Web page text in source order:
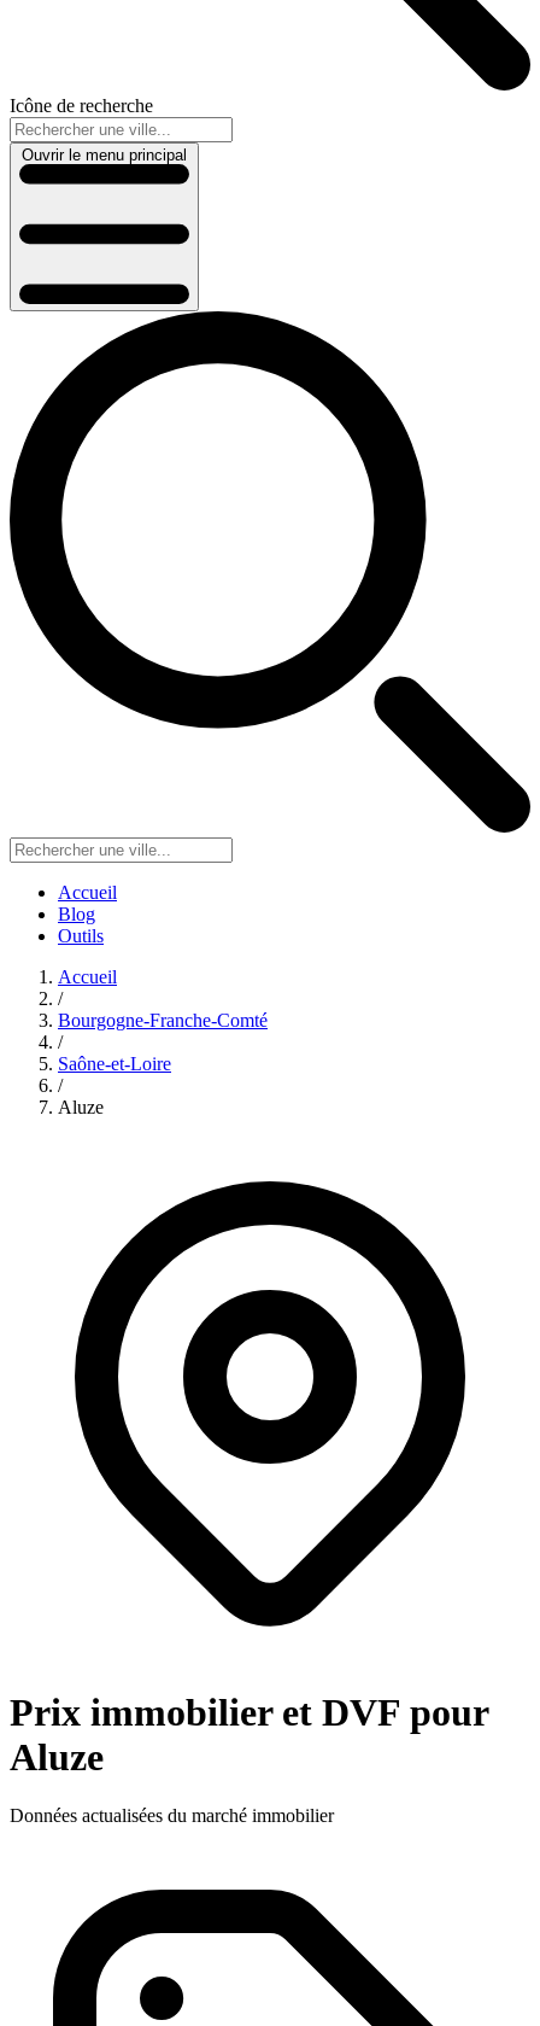
Icône de recherche
Ouvrir le menu principal
Accueil
Blog
Outils
Accueil
/
Bourgogne-Franche-Comté
/
Saône-et-Loire
/
Aluze
Prix immobilier et DVF pour
Aluze
Données actualisées du marché immobilier